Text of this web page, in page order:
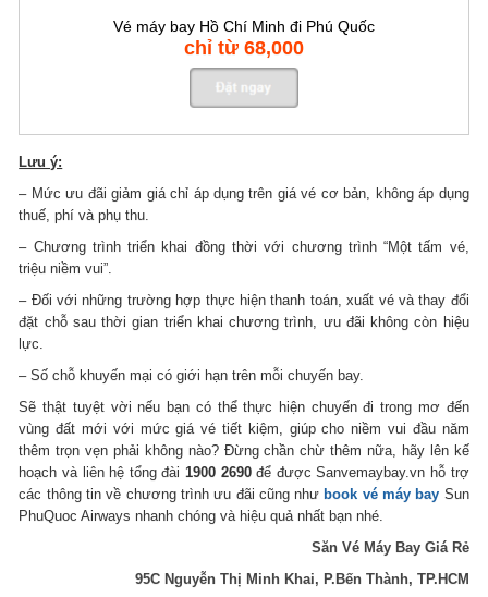
Vé máy bay Hồ Chí Minh đi Phú Quốc
chỉ từ 68,000
Lưu ý:
– Mức ưu đãi giảm giá chỉ áp dụng trên giá vé cơ bản, không áp dụng
thuế, phí và phụ thu.
– Chương trình triển khai đồng thời với chương trình “Một tấm vé,
triệu niềm vui”.
– Đối với những trường hợp thực hiện thanh toán, xuất vé và thay đổi
đặt chỗ sau thời gian triển khai chương trình, ưu đãi không còn hiệu
lực.
– Số chỗ khuyến mại có giới hạn trên mỗi chuyến bay.
Sẽ thật tuyệt vời nếu bạn có thể thực hiện chuyến đi trong mơ đến
vùng đất mới với mức giá vé tiết kiệm, giúp cho niềm vui đầu năm
thêm trọn vẹn phải không nào? Đừng chần chừ thêm nữa, hãy lên kế
hoạch và liên hệ tổng đài 1900 2690để được Sanvemaybay.vn hỗ trợ
các thông tin về chương trình ưu đãi cũng như book vé máy bay Sun
PhuQuoc Airways nhanh chóng và hiệu quả nhất bạn nhé.
Săn Vé Máy Bay Giá Rẻ
95C Nguyễn Thị Minh Khai, P.Bến Thành, TP.HCM